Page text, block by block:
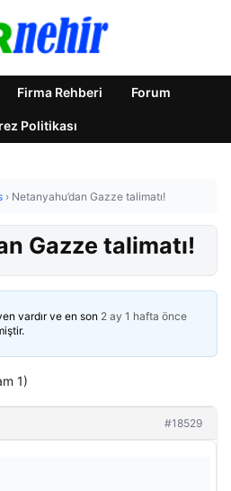
Firma Rehberi Forum
Politikası
› Netanyahu’dan Gazze talimatı!
Gazze talimatı!
vardır ve en son 2 ay 1 hafta önce
1)
#18529